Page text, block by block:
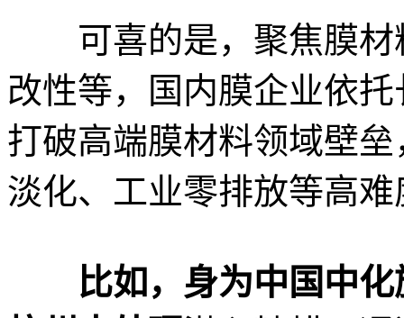
可喜的是，聚焦膜材
改性等，国内膜企业依
打破高端膜材料领域壁
淡化、工业零排放等高
比如，身为中国中